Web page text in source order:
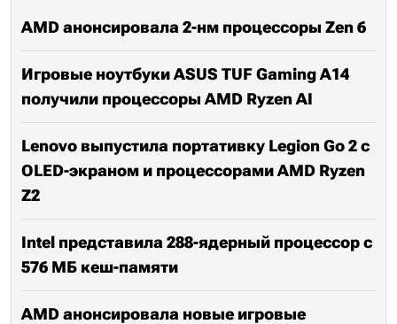
AMD анонсировала 2-нм процессоры Zen 6
Игровые ноутбуки ASUS TUF Gaming A14
получили процессоры AMD Ryzen AI
Lenovo выпустила портативку Legion Go 2 с
OLED-экраном и процессорами AMD Ryzen
Z2
Intel представила 288-ядерный процессор с
576 МБ кеш-памяти
AMD анонсировала новые игровые